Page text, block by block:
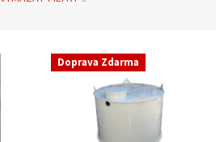
Doprava Zdarma